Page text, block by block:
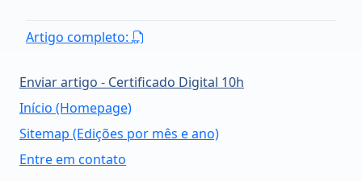
Artigo completo:
Enviar artigo - Certificado Digital 10h
Início (Homepage)
Sitemap (Edições por mês e ano)
Entre em contato